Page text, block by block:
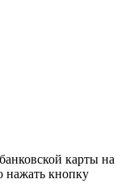
карты на
нажать кнопку